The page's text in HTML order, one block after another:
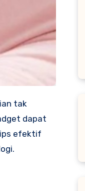
tak
dapat
efektif